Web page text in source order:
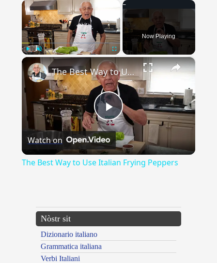
Unmute
Now Playing
×
Play
Video
The Best Way to Use Italian Frying Peppers
Watch on
The Best Way to Use Italian Frying Peppers
Nòstr sit
Dizionario italiano
Grammatica italiana
Verbi Italiani